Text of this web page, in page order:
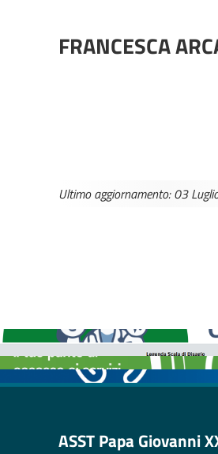
FRANCESCA
Ultimo aggiornamento: 03
BOLLETTINI
CASE DI COMUNITÀ
OSPEDALE DI
ASST Papa Giovanni